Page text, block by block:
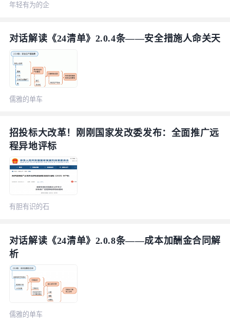
年轻有为的企
对话解读《24清单》2.0.4条——安全措施人命关天
儒雅的单车
招投标大改革！刚刚国家发改委发布：全面推广远
程异地评标
有胆有识的石
对话解读《24清单》2.0.8条——成本加酬金合同解
析
儒雅的单车